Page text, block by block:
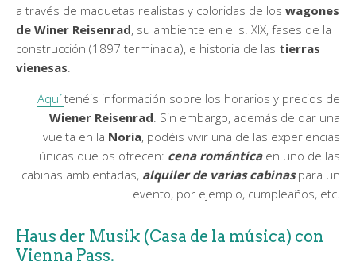
a través de maquetas realistas y coloridas de los wagones
de Winer Reisenrad, su ambiente en el s. XIX, fases de la
construcción (1897 terminada), e historia de las tierras
vienesas
Aquítenéis información sobre los horarios y precios de
Wiener Reisenrad . Sin embargo, además de dar una
vuelta en la Noria, podéis vivir una de las experiencias
únicas que os ofrecen: cena romántica en uno de las
cabinas ambientadas, alquiler de varias cabinas para un
evento, por ejemplo, cumpleaños, etc.
Haus der Musik (Casa de la música) con
Vienna Pass.